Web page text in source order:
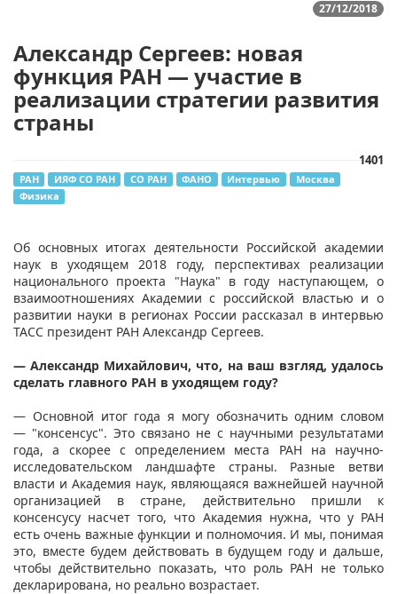
27/12/2018
Александр Сергеев: новая
функция РАН — участие в
реализации стратегии развития
страны
1401
РАН ИЯФ СО РАН СО РАН ФАНО Интервью
Москва
Физика
Об основных итогах деятельности Российской академии
наук в уходящем 2018 году, перспективах реализации
национального проекта "Наука" в году наступающем, о
взаимоотношениях Академии с российской властью и о
развитии науки в регионах России рассказал в интервью
ТАСС президент РАН Александр Сергеев.
— Александр Михайлович, что, на ваш взгляд, удалось
сделать главного РАН в уходящем году?
— Основной итог года я могу обозначить одним словом
— "консенсус". Это связано не с научными результатами
года, а скорее с определением места РАН на научно-
исследовательском ландшафте страны. Разные ветви
власти и Академия наук, являющаяся важнейшей научной
организацией в стране, действительно пришли к
консенсусу насчет того, что Академия нужна, что у РАН
есть очень важные функции и полномочия. И мы, понимая
это, вместе будем действовать в будущем году и дальше,
чтобы действительно показать, что роль РАН не только
декларирована, но реально возрастает.